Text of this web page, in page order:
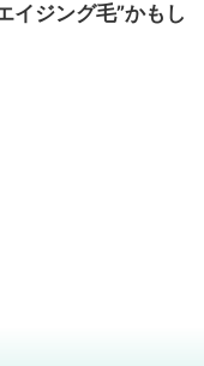
イジング毛”かもし